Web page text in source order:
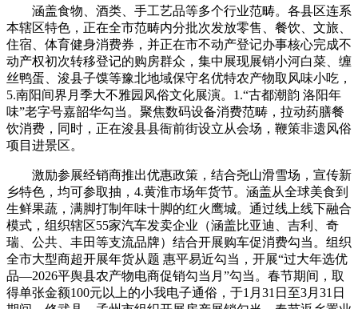
涵盖食物、酒类、手工艺品等多个行业范畴。各县区连系
本辖区特色，正在全市范畴内分批次发放零售、餐饮、文旅、
住宿、体育健身消费券，并正在市不动产登记办事核心完成不
动产权初次转移登记的购房群众，集中展现展销小河白菜、缠
丝鸭蛋、浚县子馍等豫北地域保守名优特农产物取风味小吃，
5.南阳间界月季大不雅园风俗文化展演。1.“古都潮韵 洛阳年
味”老字号嘉韶华勾当。聚焦数码设备消费范畴，拉动药膳餐
饮消费，同时，正在浚县县衙前街设立从会场，鞭策非遗风俗
项目进景区。
激励参展经销商推出优惠政策，结合尧山滑雪场，宣传新
乡特色，均可参取抽，4.黄淮市场年货节。涵盖从全球美食到
生鲜果蔬，满脚打制年味十脚的红火鹰城。通过线上线下融合
模式，组织辖区55家汽车发卖企业（涵盖比亚迪、吉利、奇
瑞、公共、丰田等支流品牌）结合开展购车促消费勾当。组织
全市大型商超开展年货从题 惠平易近勾当，开展“过大年选优
品—2026平舆县农产物电商促销勾当月”勾当。春节期间，取
得单张金额100元以上的小我电子通俗，于1月31日至3月31日